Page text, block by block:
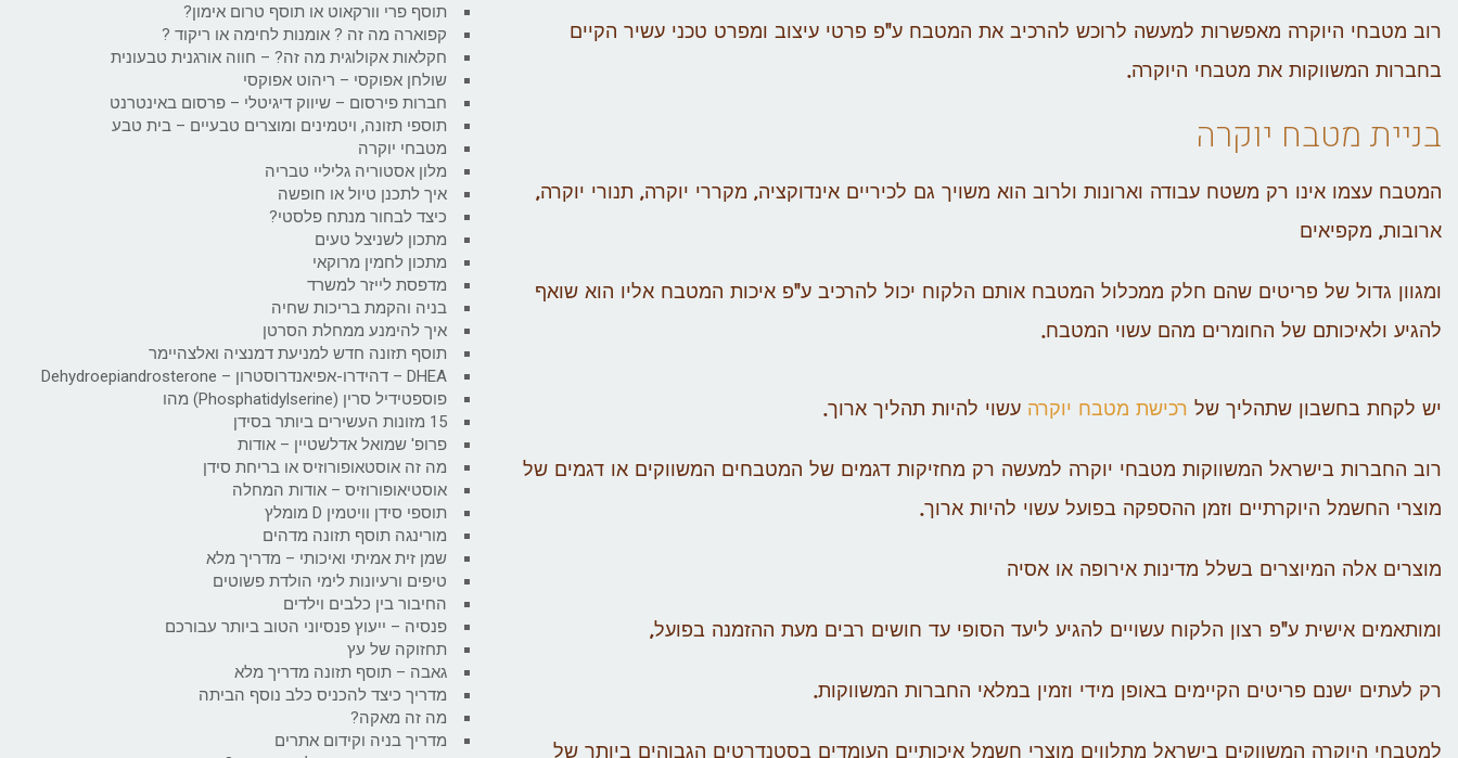
רוב מטבחי היוקרה מאפשרות למעשה לרוכש להרכיב את המטבח ע"פ פרטי עיצוב ומפרט טכני עשיר הקיים
בחברות המשווקות את מטבחי היוקרה.
בניית מטבח יוקרה
המטבח עצמו אינו רק משטח עבודה וארונות ולרוב הוא משויך גם לכיריים אינדוקציה, מקררי יוקרה, תנורי יוקרה,
ארובות, מקפיאים
ומגוון גדול של פריטים שהם חלק ממכלול המטבח אותם הלקוח יכול להרכיב ע"פ איכות המטבח אליו הוא שואף
להגיע ולאיכותם של החומרים מהם עשוי המטבח.
יש לקחת בחשבון שתהליך של רכישת מטבח יוקרה עשוי להיות תהליך ארוך.
רוב החברות בישראל המשווקות מטבחי יוקרה למעשה רק מחזיקות דגמים של המטבחים המשווקים או דגמים של
מוצרי החשמל היוקרתיים וזמן ההספקה בפועל עשוי להיות ארוך.
מוצרים אלה המיוצרים בשלל מדינות אירופה או אסיה
ומותאמים אישית ע"פ רצון הלקוח עשויים להגיע ליעד הסופי עד חושים רבים מעת ההזמנה בפועל,
רק לעתים ישנם פריטים הקיימים באופן מידי וזמין במלאי החברות המשווקות.
למטבחי היוקרה המשווקים בישראל מתלווים מוצרי חשמל איכותיים העומדים בסטנדרטים הגבוהים ביותר של
תוסף פרי וורקאוט או תוסף טרום אימון?
קפוארה מה זה ? אומנות לחימה או ריקוד ?
חקלאות אקולוגית מה זה? – חווה אורגנית טבעונית
שולחן אפוקסי – ריהוט אפוקסי
חברות פירסום – שיווק דיגיטלי – פרסום באינטרנט
תוספי תזונה, ויטמינים ומוצרים טבעיים – בית טבע
מטבחי יוקרה
מלון אסטוריה גליליי טבריה
איך לתכנן טיול או חופשה
כיצד לבחור מנתח פלסטי?
מתכון לשניצל טעים
מתכון לחמין מרוקאי
מדפסת לייזר למשרד
בניה והקמת בריכות שחיה
איך להימנע ממחלת הסרטן
תוסף תזונה חדש למניעת דמנציה ואלצהיימר
DHEA – דהידרו-אפיאנדרוסטרון – Dehydroepiandrosterone
פוספטידיל סרין (Phosphatidylserine) מהו
15 מזונות העשירים ביותר בסידן
פרופ' שמואל אדלשטיין – אודות
מה זה אוסטאופורוזיס או בריחת סידן
אוסטיאופורוזיס – אודות המחלה
תוספי סידן וויטמין D מומלץ
מורינגה תוסף תזונה מדהים
שמן זית אמיתי ואיכותי – מדריך מלא
טיפים ורעיונות לימי הולדת פשוטים
החיבור בין כלבים וילדים
פנסיה – ייעוץ פנסיוני הטוב ביותר עבורכם
תחזוקה של עץ
גאבה – תוסף תזונה מדריך מלא
מדריך כיצד להכניס כלב נוסף הביתה
מה זה מאקה?
מדריך בניה וקידום אתרים